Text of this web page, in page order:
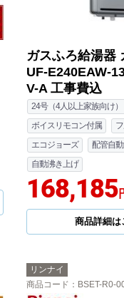
ガスふろ給湯器
UF-E240EAW-
V-A 工事費込
24号（4人以上家族向け）
ボイスリモコン付属
エコジョーズ
配管自
自動沸き上げ
168,185
商品詳細は
リンナイ
商品コード ：BSET-R0-